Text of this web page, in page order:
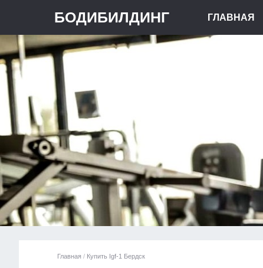
БОДИБИЛДИНГ ГЛАВНАЯ
Главная / Купить Igf-1 Бердск